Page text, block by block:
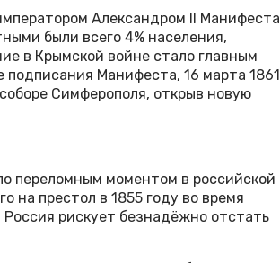
Александром II Манифеста
были всего 4% населения,
в Крымской войне стало главным
Манифеста, 16 марта 1861
Симферополя, открыв новую
переломным моментом в российской
на престол в 1855 году во время
рискует безнадёжно отстать